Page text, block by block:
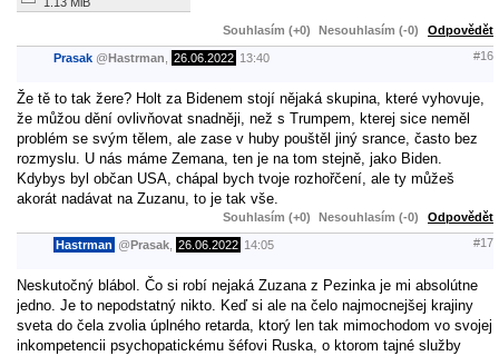
Souhlasím (+0) Nesouhlasím (-0) Odpovědět
Prasak @Hastrman 26.06.2022 13:40 #16
Že tě to tak žere? Holt za Bidenem stojí nějaká skupina, které vyhovuje,
že můžou dění ovlivňovat snadněji, než s Trumpem, kterej sice neměl
problém se svým tělem, ale zase v huby pouštěl jiný srance, často bez
rozmyslu. U nás máme Zemana, ten je na tom stejně, jako Biden.
Kdybys byl občan USA, chápal bych tvoje rozhořčení, ale ty můžeš
akorát nadávat na Zuzanu, to je tak vše.
Souhlasím (+0) Nesouhlasím (-0) Odpovědět
Hastrman @Prasak 26.06.2022 14:05 #17
Neskutočný blábol. Čo si robí nejaká Zuzana z Pezinka je mi absolútne
jedno. Je to nepodstatný nikto. Keď si ale na čelo najmocnejšej krajiny
sveta do čela zvolia úplného retarda, ktorý len tak mimochodom vo svojej
inkompetencii psychopatickému šéfovi Ruska, o ktorom tajné služby